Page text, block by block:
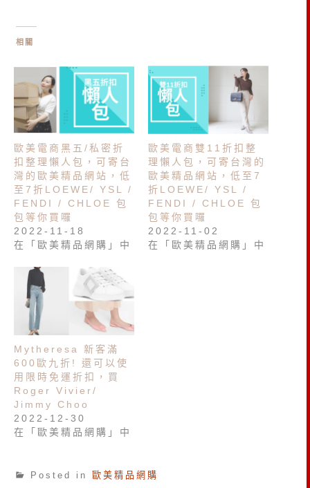
相關
歐美電商黑五/私密折
扣整理懶人包，可寄台
灣的歐美精品網站，低
至7折LOEWE/ YSL /
FENDI / CHLOE 包
包等你買囉
2022-11-18
在「歐美精品網購」中
歐美電商雙11折扣整
理懶人包，可寄台灣的
歐美精品網站，低至7
折LOEWE/ YSL /
FENDI / CHLOE 包
包等你買囉
2022-11-02
在「歐美精品網購」中
Mytheresa 新客滿
600歐九折! 還可以使
用限時免運折扣，買
Roger Vivier/
Jimmy Choo
2022-12-30
在「歐美精品網購」中
Posted in 歐美精品網購